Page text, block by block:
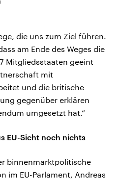
die uns zum Ziel führen.
am Ende des Weges die
Mitgliedsstaaten geeint
mit
und die britische
gegenüber erklären
umgesetzt hat.“
EU-Sicht noch nichts
binnenmarktpolitische
im EU-Parlament, Andreas